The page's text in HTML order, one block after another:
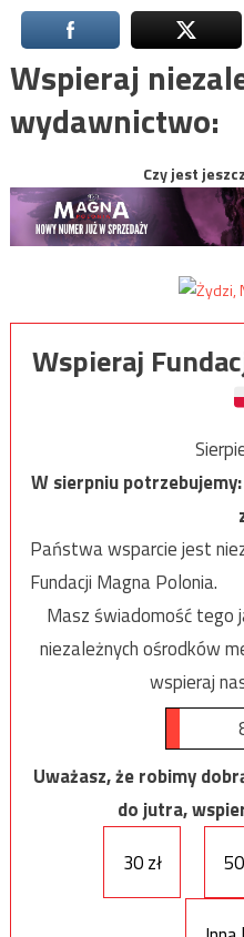
Wspieraj
wydawnictwo:
Czy jest
Wspieraj
W sierpniu potrzebujemy:
Państwa wsparcie jest
Fundacji Magna Polonia.
Masz świadomość tego
niezależnych ośrodków
wspieraj
Uważasz, że robimy
do jutra,
30 zł